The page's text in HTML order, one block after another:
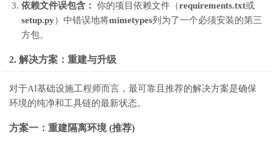
依赖文件误包含：
你的项目依赖文件（requirements.txt或
setup.py）中错误地将mimetypes列为了一个必须安装的第三
方包。
2. 解决方案：重建与升级
对于AI基础设施工程师而言，最可靠且推荐的解决方案是确保
环境的纯净和工具链的最新状态。
方案一：重建隔离环境 (推荐)